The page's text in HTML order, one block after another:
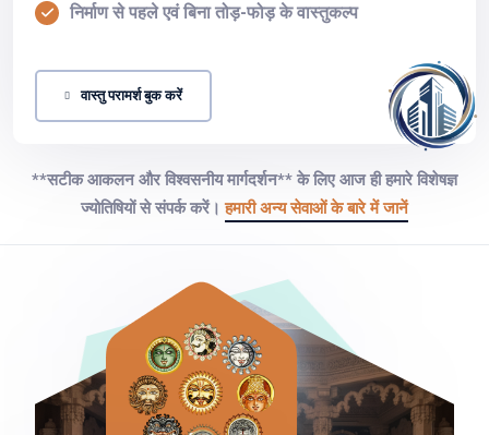
निर्माण से पहले एवं बिना तोड़-फोड़ के वास्तुकल्प
वास्तु परामर्श बुक करें
**सटीक आकलन और विश्वसनीय मार्गदर्शन** के लिए आज ही हमारे विशेषज्ञ
ज्योतिषियों से संपर्क करें।हमारी अन्य सेवाओं के बारे में जानें